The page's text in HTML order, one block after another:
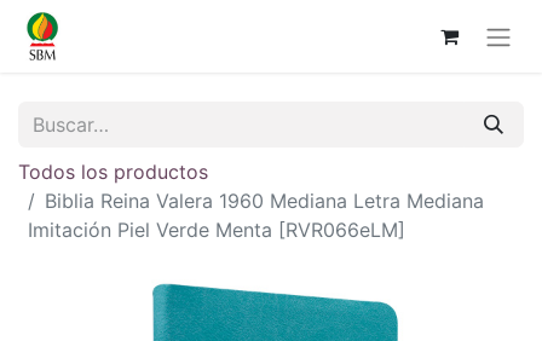
Todos los productos
Biblia Reina Valera 1960 Mediana Letra Mediana
Imitación Piel Verde Menta [RVR066eLM]